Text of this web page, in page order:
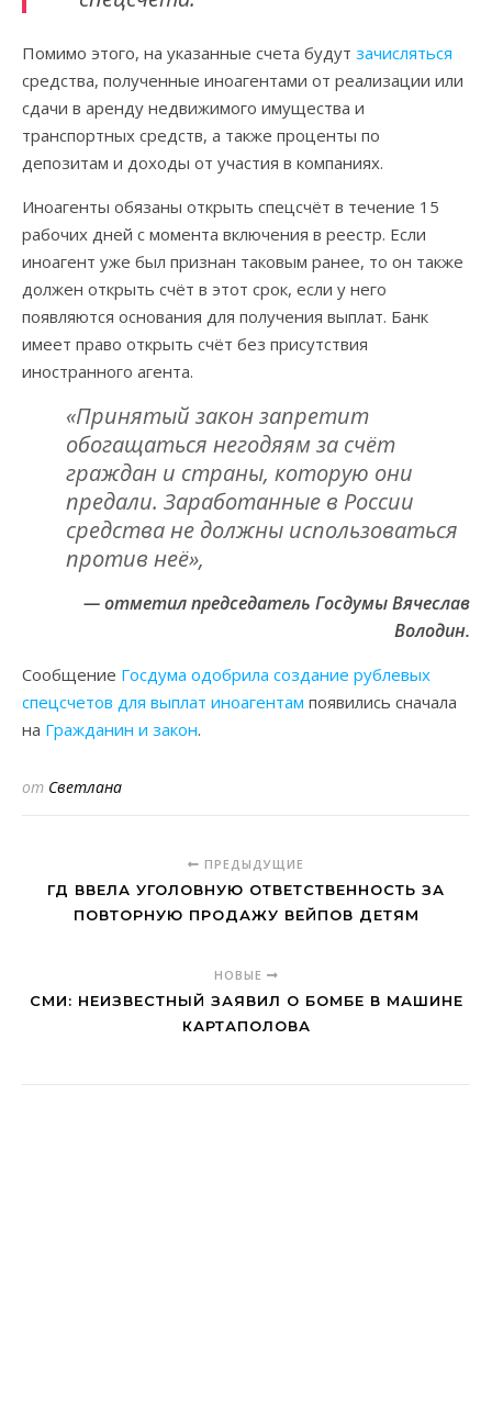
Помимо этого, на указанные счета будут зачисляться
средства, полученные иноагентами от реализации или
сдачи в аренду недвижимого имущества и
транспортных средств, а также проценты по
депозитам и доходы от участия в компаниях.
Иноагенты обязаны открыть спецсчёт в течение 15
рабочих дней с момента включения в реестр. Если
иноагент уже был признан таковым ранее, то он также
должен открыть счёт в этот срок, если у него
появляются основания для получения выплат. Банк
имеет право открыть счёт без присутствия
иностранного агента.
«Принятый закон запретит
обогащаться негодяям за счёт
граждан и страны, которую они
предали. Заработанные в России
средства не должны использоваться
против неё»,
— отметил председатель Госдумы Вячеслав
Володин.
Сообщение Госдума одобрила создание рублевых
спецсчетов для выплат иноагентам появились сначала
на Гражданин и закон.
от Светлана
ПРЕДЫДУЩИЕ
ГД ВВЕЛА УГОЛОВНУЮ ОТВЕТСТВЕННОСТЬ ЗА
ПОВТОРНУЮ ПРОДАЖУ ВЕЙПОВ ДЕТЯМ
НОВЫЕ
СМИ: НЕИЗВЕСТНЫЙ ЗАЯВИЛ О БОМБЕ В МАШИНЕ
КАРТАПОЛОВА